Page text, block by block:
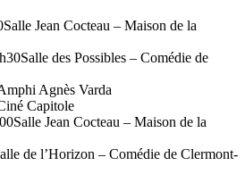
Salle Jean Cocteau – Maison de la
Salle des Possibles – Comédie de
Agnès Varda
Capitole
Salle Jean Cocteau – Maison de la
de l’Horizon – Comédie de Clermont-